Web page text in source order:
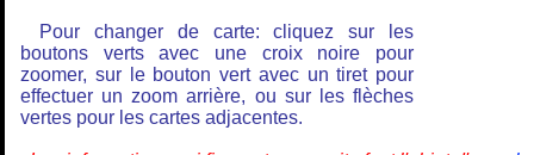
Pour changer de carte: cliquez sur les
boutons verts avec une croix noire pour
zoomer, sur le bouton vert avec un tiret pour
effectuer un zoom arrière, ou sur les flèches
vertes pour les cartes adjacentes.